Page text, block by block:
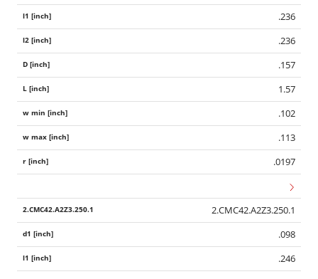
.236
.236
.157
1.57
.102
.113
.0197
2.CMC42.A2Z3.250.1
.098
.246